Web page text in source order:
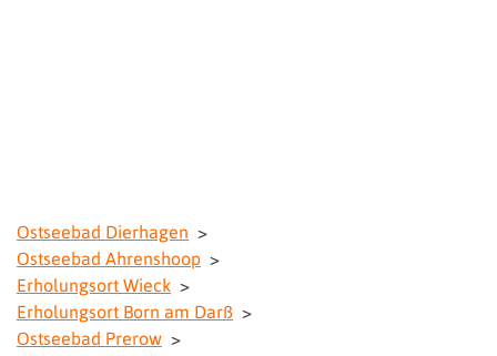
Ostseebad Dierhagen >
Ostseebad Ahrenshoop >
Erholungsort Wieck >
Erholungsort Born am Darß >
Ostseebad Prerow >